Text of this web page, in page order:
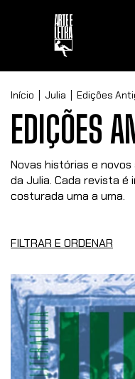
Início Julia Edições
EDIÇÕES
Novas histórias e
da Julia. Cada revista é
costurada uma a uma.
FILTRAR E ORDENAR